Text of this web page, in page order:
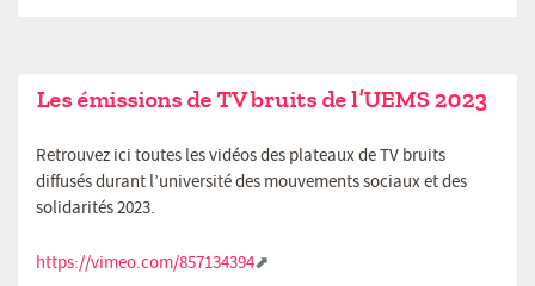
Les émissions de TV bruits de l’UEMS 2023
Retrouvez ici toutes les vidéos des plateaux de TV bruits
diffusés durant l’université des mouvements sociaux et des
solidarités 2023.
https://vimeo.com/857134394